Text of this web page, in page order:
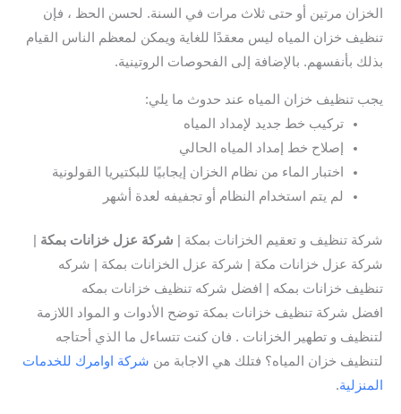
الخزان مرتين أو حتى ثلاث مرات في السنة. لحسن الحظ ، فإن
تنظيف خزان المياه ليس معقدًا للغاية ويمكن لمعظم الناس القيام
بذلك بأنفسهم. بالإضافة إلى الفحوصات الروتينية.
يجب تنظيف خزان المياه عند حدوث ما يلي:
تركيب خط جديد لإمداد المياه
إصلاح خط إمداد المياه الحالي
اختبار الماء من نظام الخزان إيجابيًا للبكتيريا القولونية
لم يتم استخدام النظام أو تجفيفه لعدة أشهر
شركة تنظيف و تعقيم الخزانات بمكة | شركة عزل خزانات بمكة
شركة عزل خزانات مكة | شركة عزل الخزانات بمكة | شركه
تنظيف خزانات بمكه | افضل شركه تنظيف خزانات بمكه
افضل شركة تنظيف خزانات بمكة توضح الأدوات و المواد اللازمة
لتنظيف و تطهير الخزانات . فان كنت تتساءل ما الذي أحتاجه
لتنظيف خزان المياه؟ فتلك هي الاجابة من شركة اوامرك للخدمات
المنزلية.